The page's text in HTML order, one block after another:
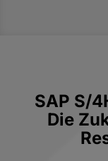
SAP S/
Die